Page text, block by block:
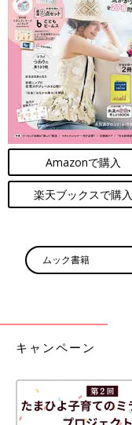
Amazonで購入
楽天ブックスで購入
ムック書籍
キャンペーン